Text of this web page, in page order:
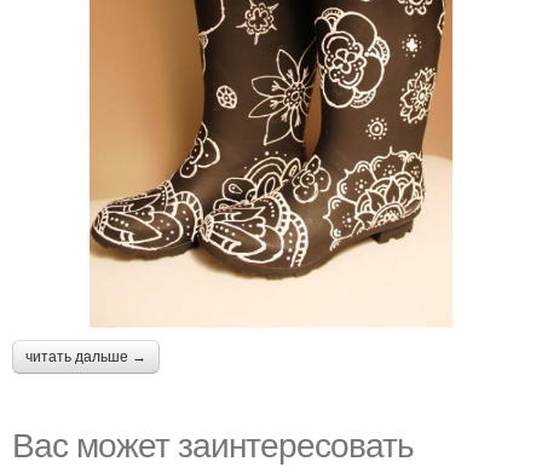
читать дальше →
Вас может заинтересовать